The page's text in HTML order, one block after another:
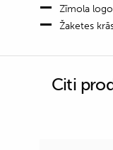
Zīmola
Žaketes
Citi